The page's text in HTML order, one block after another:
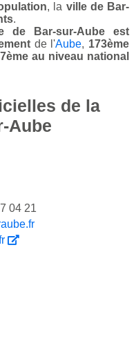
, la ville de Bar-
.
de Bar-sur-Aube est
de l'Aube, 173ème
au niveau national
de la
Aube
04 21